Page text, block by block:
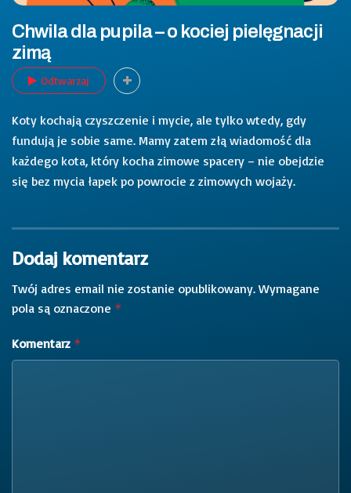
Chwila dla pupila – o kociej pielęgnacji
zimą
Odtwarzaj
Koty kochają czyszczenie i mycie, ale tylko wtedy, gdy
fundują je sobie same. Mamy zatem złą wiadomość dla
każdego kota, który kocha zimowe spacery – nie obejdzie
się bez mycia łapek po powrocie z zimowych wojaży.
Dodaj komentarz
Twój adres email nie zostanie opublikowany. Wymagane
pola są oznaczone *
Komentarz *